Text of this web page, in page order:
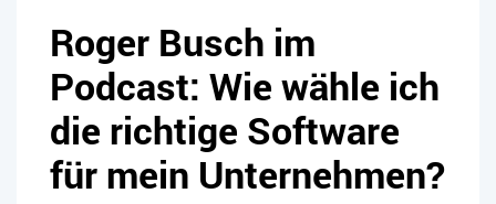
Roger Busch im
Podcast: Wie wähle ich
die richtige Software
für mein Unternehmen?